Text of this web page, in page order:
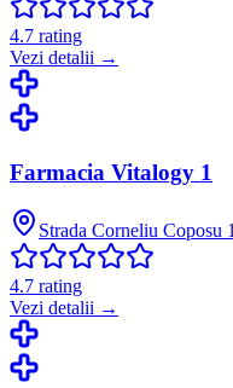
4.7 rating
Vezi detalii →
Farmacia Vitalogy 1
Strada Corneliu Coposu
4.7 rating
Vezi detalii →